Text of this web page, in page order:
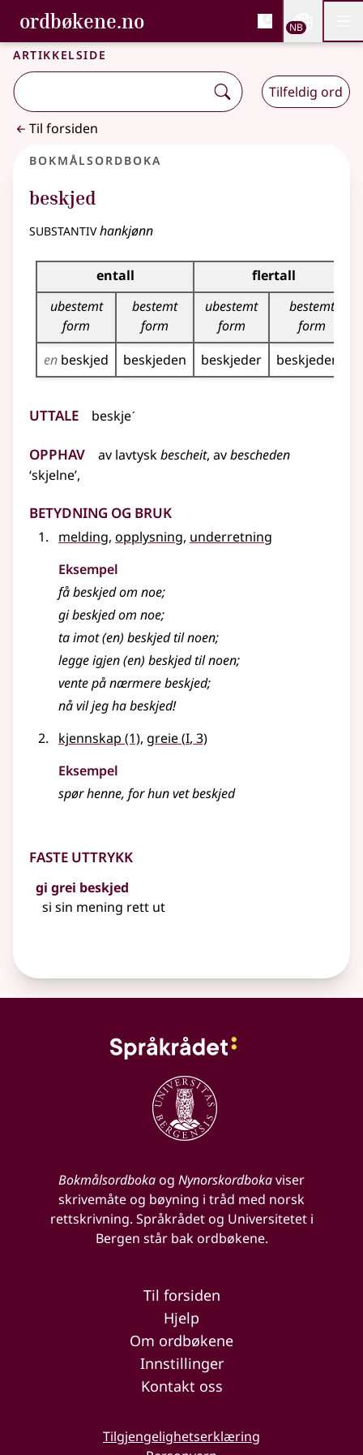
Gå til hovedinnhold
Tilgjengelighet
ordbøkene.no, Bokmålsordboka og
Bokmålsordboka og Nynorskordboka
NB
Artikkelside
Tilfeldig ord
Til forsiden
Bokmålsordboka
beskjed
substantivhankjønn
Bøyingstabell for dette substantivet
entall
flertall
ubestemt
form
bestemt
form
ubestemt
form
bestemt
form
en beskjed beskjeden beskjeder beskjedene
Uttale beskjeˊ
Opphav av lavtyskbescheit, avbescheden
‘skjelne’,
Betydning og bruk
melding, opplysning, underretning
Eksempel
fåbeskjedom noe;
gibeskjedom noe;
ta imot (en) beskjedtil noen;
legge igjen (en) beskjedtil noen;
vente på nærmerebeskjed;
nå vil jeg habeskjed!
kjennskap (1), greie(1
I, 3)
Eksempel
spør henne, for hun vetbeskjed
Faste uttrykk
gi grei beskjed
si sin mening rett ut
Bokmålsordbokaog Nynorskordbokaviser
skrivemåte og bøyning i tråd med norsk
rettskrivning. Språkrådet og Universitetet i
Bergen står bak ordbøkene.
Til forsiden
Hjelp
Om ordbøkene
Innstillinger
Kontakt oss
Tilgjengelighetserklæring